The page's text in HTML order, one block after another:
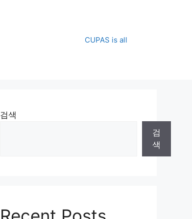
CUPAS is all
검색
검
색